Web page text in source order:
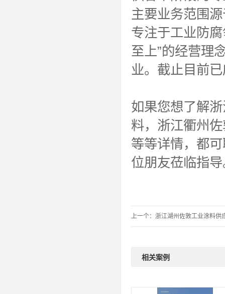
主要业务范围
专注于工业防
至上”的经营理
业。截止目前
如果您想了解
料，浙江衢州
等等详情，都
位朋友莅临指
上一个： 浙江湖州佐敦工业涂料供
相关案例